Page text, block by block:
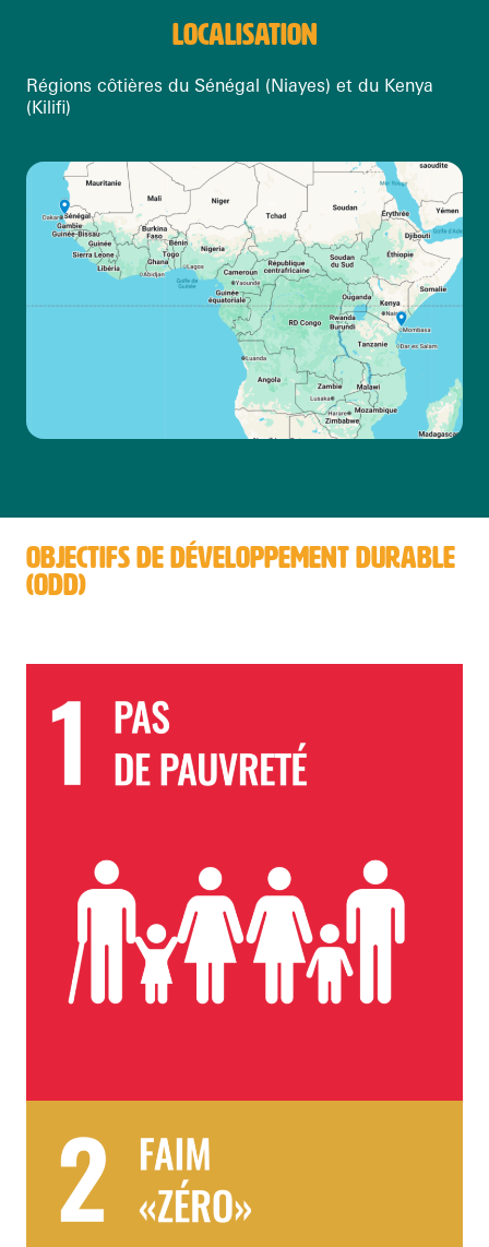
LOCALISATION
Régions côtières du Sénégal (Niayes) et du Kenya
(Kilifi)
OBJECTIFS DE DÉVELOPPEMENT DURABLE
(ODD)